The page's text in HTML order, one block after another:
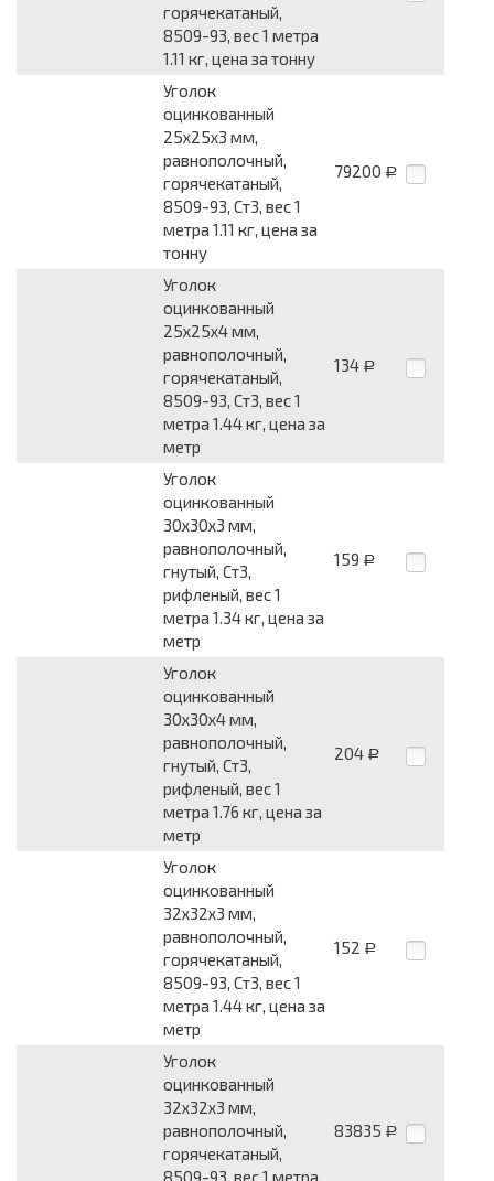
горячекатаный,
8509-93, вес 1 метра
1.11 кг, цена за тонну
Уголок
оцинкованный
25x25x3 мм,
равнополочный,
горячекатаный,
8509-93, Ст3, вес 1
метра 1.11 кг, цена за
тонну
79200 Р
Уголок
оцинкованный
25x25x4 мм,
равнополочный,
горячекатаный,
8509-93, Ст3, вес 1
метра 1.44 кг, цена за
метр
134 Р
Уголок
оцинкованный
30x30x3 мм,
равнополочный,
гнутый, Ст3,
рифленый, вес 1
метра 1.34 кг, цена за
метр
159 Р
Уголок
оцинкованный
30x30x4 мм,
равнополочный,
гнутый, Ст3,
рифленый, вес 1
метра 1.76 кг, цена за
метр
204 Р
Уголок
оцинкованный
32x32x3 мм,
равнополочный,
горячекатаный,
8509-93, Ст3, вес 1
метра 1.44 кг, цена за
метр
152 Р
Уголок
оцинкованный
32x32x3 мм,
равнополочный,
горячекатаный,
8509-93, вес 1 метра
83835 Р